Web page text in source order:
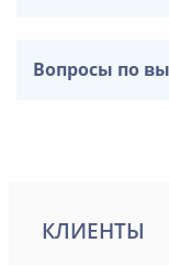
Вопросы по
КЛИЕНТЫ